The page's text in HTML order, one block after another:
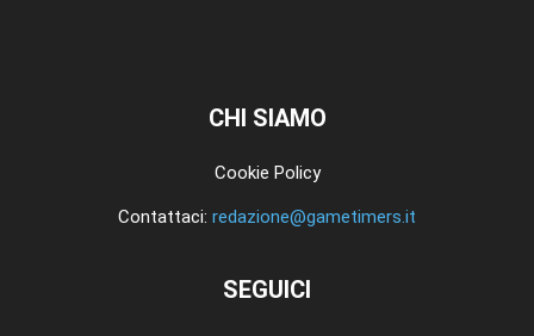
CHI SIAMO
Cookie Policy
Contattaci: redazione@gametimers.it
SEGUICI